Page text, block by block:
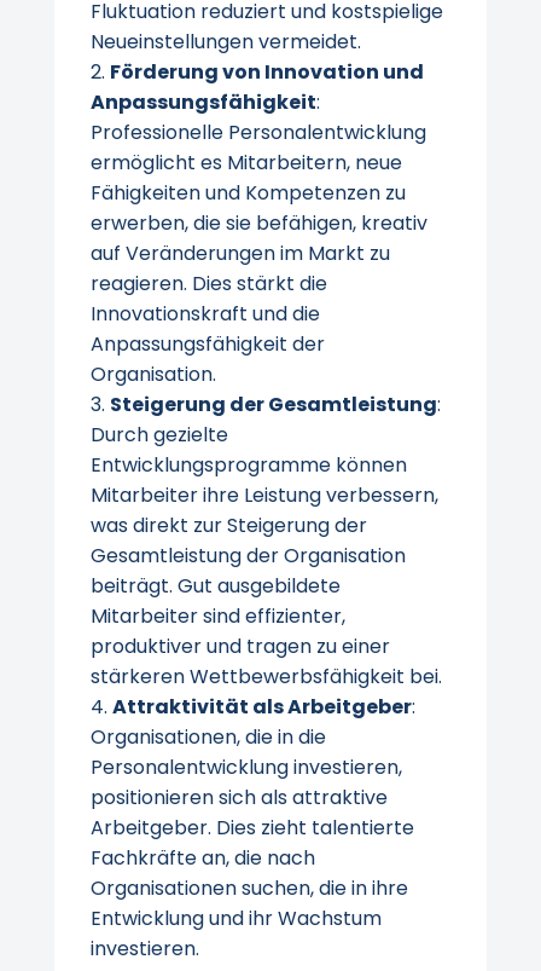
Fluktuation reduziert und kostspielige
Neueinstellungen vermeidet.
Förderung von Innovation und
Anpassungsfähigkeit:
Professionelle Personalentwicklung
ermöglicht es Mitarbeitern, neue
Fähigkeiten und Kompetenzen zu
erwerben, die sie befähigen, kreativ
auf Veränderungen im Markt zu
reagieren. Dies stärkt die
Innovationskraft und die
Anpassungsfähigkeit der
Organisation.
Steigerung der Gesamtleistung:
Durch gezielte
Entwicklungsprogramme können
Mitarbeiter ihre Leistung verbessern,
was direkt zur Steigerung der
Gesamtleistung der Organisation
beiträgt. Gut ausgebildete
Mitarbeiter sind effizienter,
produktiver und tragen zu einer
stärkeren Wettbewerbsfähigkeit bei.
Attraktivität als Arbeitgeber:
Organisationen, die in die
Personalentwicklung investieren,
positionieren sich als attraktive
Arbeitgeber. Dies zieht talentierte
Fachkräfte an, die nach
Organisationen suchen, die in ihre
Entwicklung und ihr Wachstum
investieren.